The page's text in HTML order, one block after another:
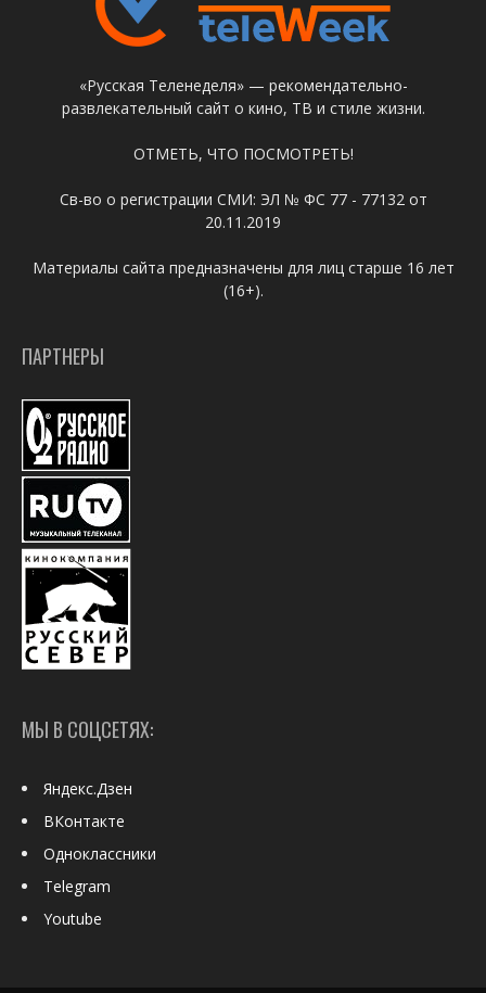
«Русская Теленеделя» — рекомендательно-
развлекательный сайт о кино, ТВ и стиле жизни.
ОТМЕТЬ, ЧТО ПОСМОТРЕТЬ!
Св-во о регистрации СМИ: ЭЛ № ФС 77 - 77132 от
20.11.2019
Материалы сайта предназначены для лиц старше 16 лет
(16+).
ПАРТНЕРЫ
МЫ В СОЦСЕТЯХ:
Яндекс.Дзен
ВКонтакте
Одноклассники
Telegram
Youtube